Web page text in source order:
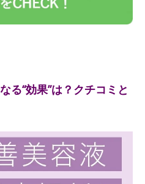
る“効果”は？クチコミと